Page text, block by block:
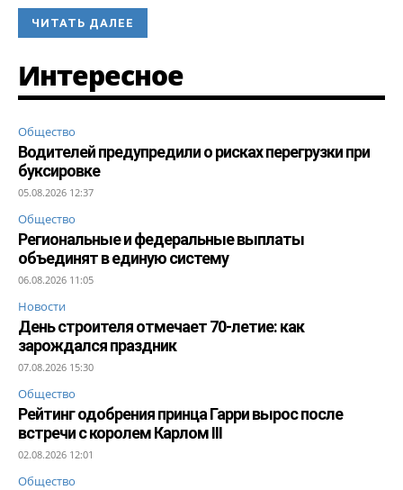
ЧИТАТЬ ДАЛЕЕ
Интересное
Общество
Водителей предупредили о рисках перегрузки при
буксировке
05.08.2026 12:37
Общество
Региональные и федеральные выплаты
объединят в единую систему
06.08.2026 11:05
Новости
День строителя отмечает 70-летие: как
зарождался праздник
07.08.2026 15:30
Общество
Рейтинг одобрения принца Гарри вырос после
встречи с королем Карлом III
02.08.2026 12:01
Общество